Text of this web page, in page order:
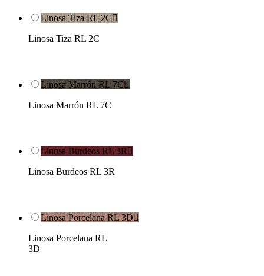
Linosa Tiza RL 2C
Linosa Tiza RL 2C
Linosa Marrón RL 7C
Linosa Marrón RL 7C
Linosa Burdeos RL 3R 
Linosa Burdeos RL 3R
Linosa Porcelana RL 3D
Linosa Porcelana RL
3D